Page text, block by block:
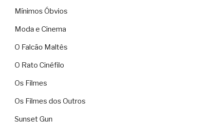
Mínimos Óbvios
Moda e Cinema
O Falcão Maltês
O Rato Cinéfilo
Os Filmes
Os Filmes dos Outros
Sunset Gun